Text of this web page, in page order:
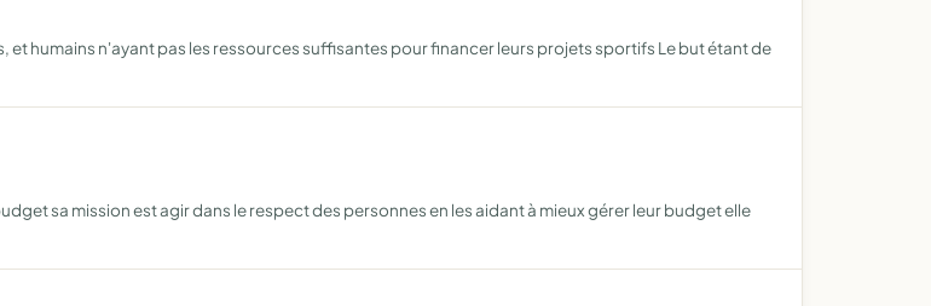
humains n'ayant pas les ressources suffisantes pour financer leurs projets sportifs Le but étant de
sa mission est agir dans le respect des personnes en les aidant à mieux gérer leur budget elle